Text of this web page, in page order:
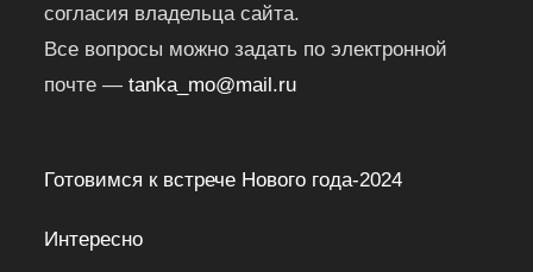
согласия владельца сайта.
Все вопросы можно задать по электронной
почте —tanka_mo@mail.ru
Готовимся к встрече Нового года-2024
Интересно